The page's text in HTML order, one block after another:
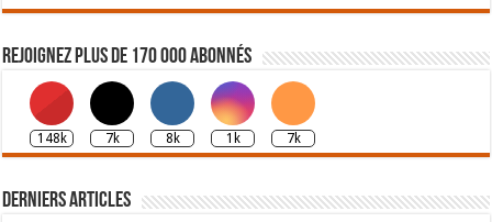
Rejoignez plus de 170 000 abonnés
148k 7k 8k 1k 7k
Derniers articles